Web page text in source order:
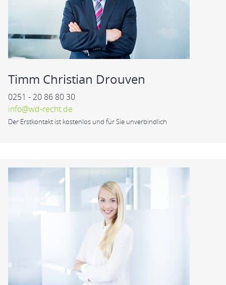
Timm Christian Drouven
0251 - 20 86 80 30
info@wd-recht.de
Der Erstkontakt ist kostenlos und für Sie unverbindlich